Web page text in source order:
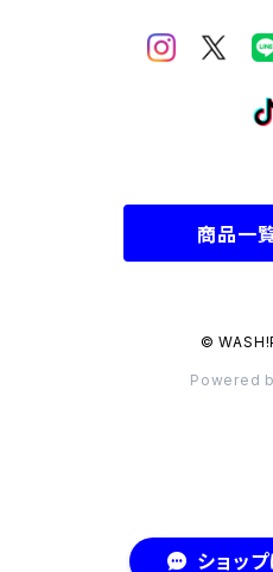
ショッ
商品一
©
Powered